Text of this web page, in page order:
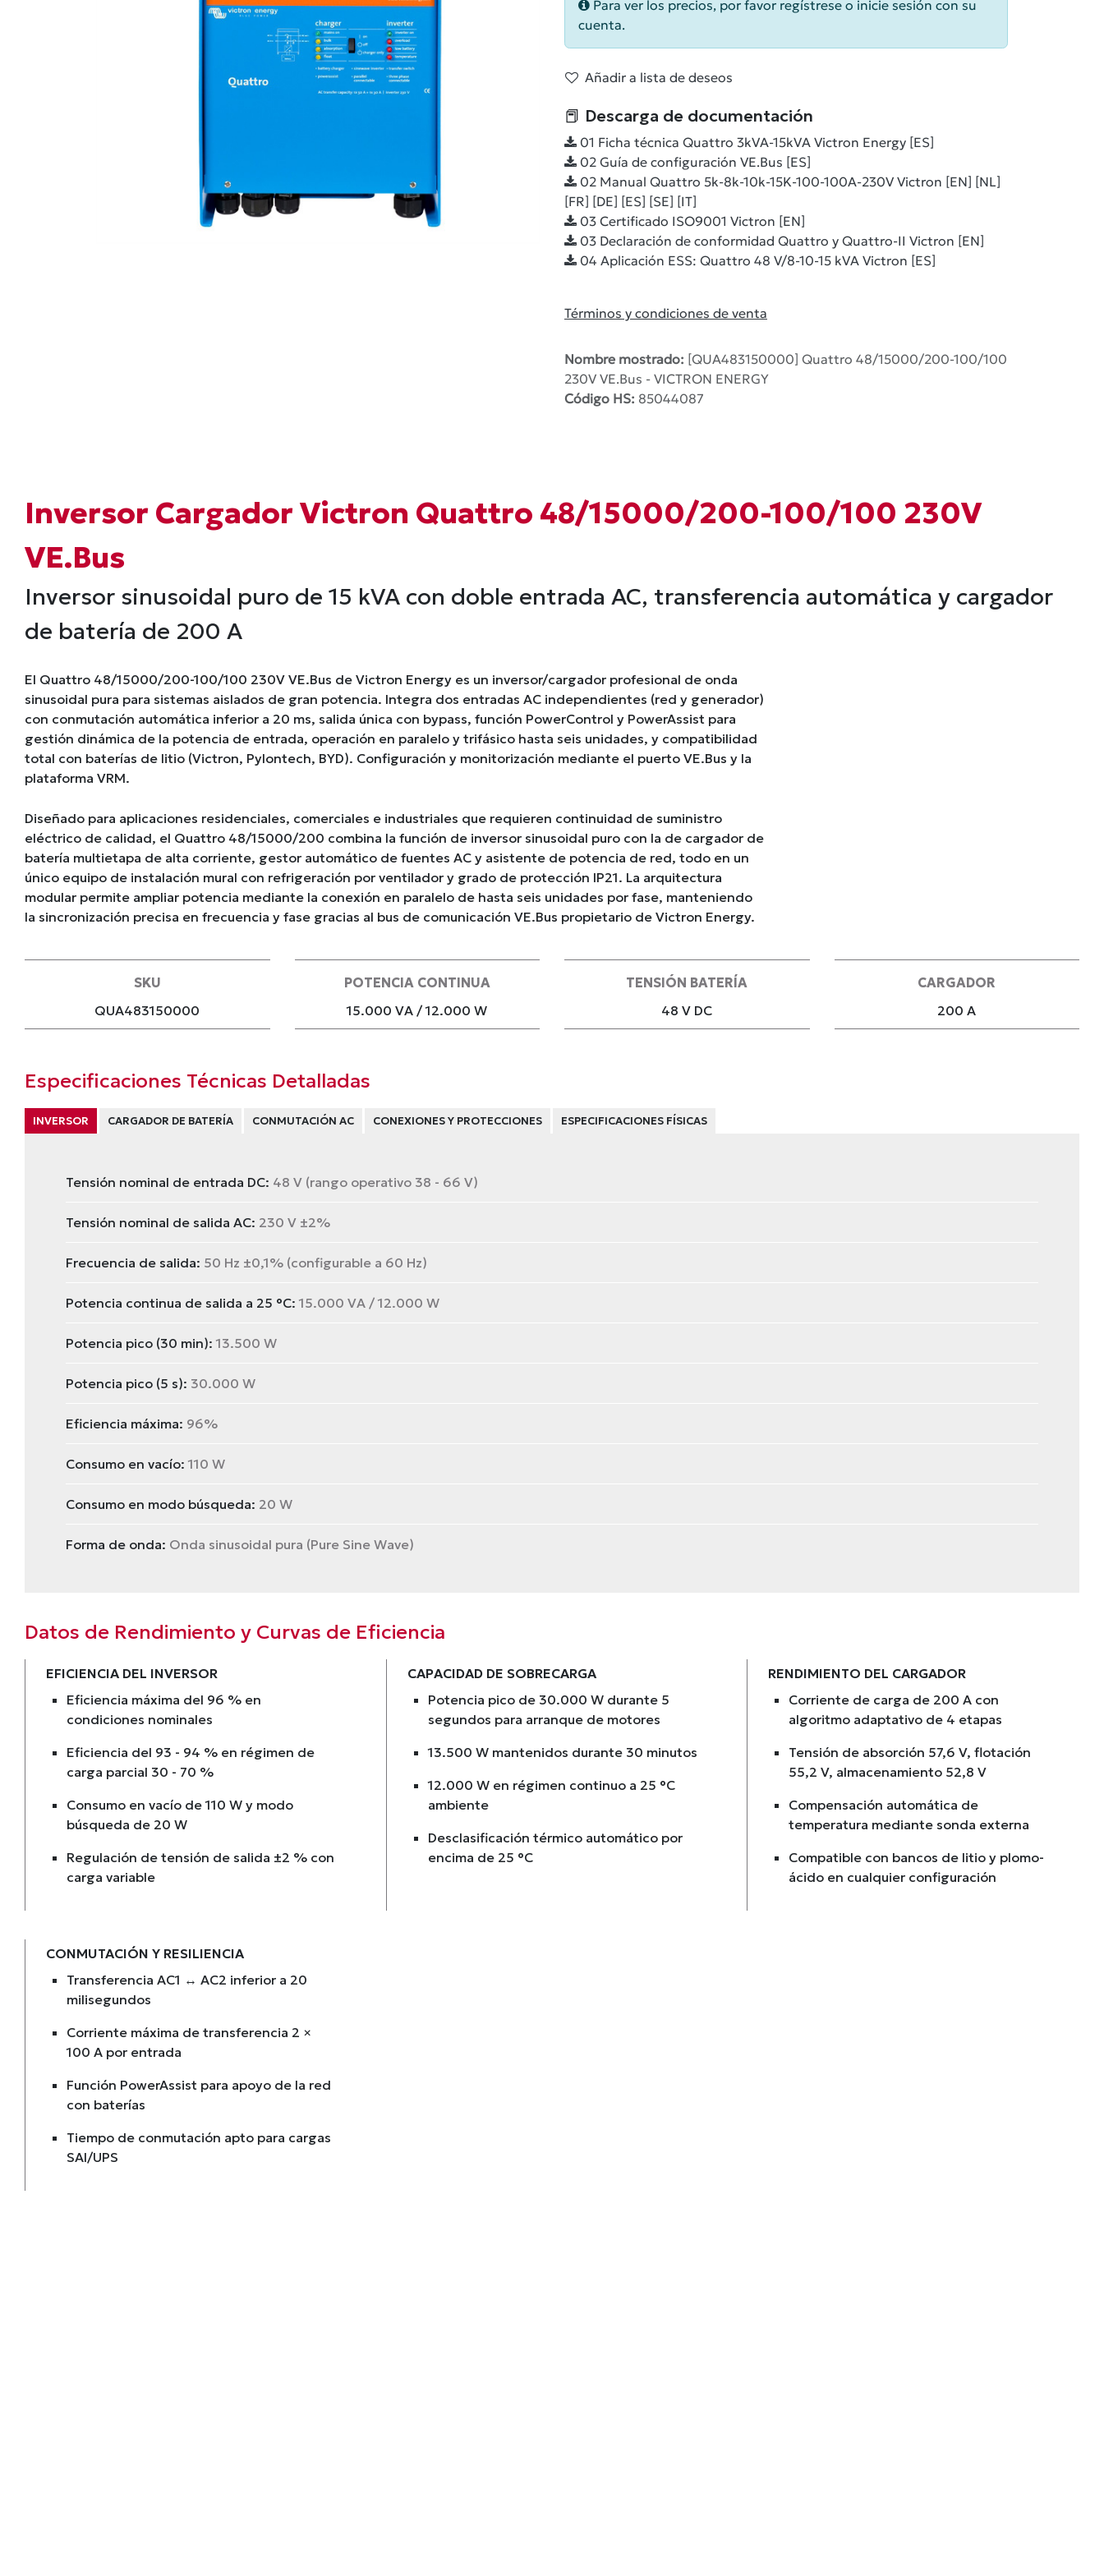
Para ver los precios, por favor regístrese o inicie sesión con su
cuenta.
Añadir a lista de deseos
📕 Descarga de documentación
01 Ficha técnica Quattro 3kVA-15kVA Victron Energy [ES]
02 Guía de configuración VE.Bus [ES]
02 Manual Quattro 5k-8k-10k-15K-100-100A-230V Victron [EN] [NL]
[FR] [DE] [ES] [SE] [IT]
03 Certificado ISO9001 Victron [EN]
03 Declaración de conformidad Quattro y Quattro-II Victron [EN]
04 Aplicación ESS: Quattro 48 V/8-10-15 kVA Victron [ES]
Términos y condiciones de venta
Nombre mostrado: [QUA483150000] Quattro 48/15000/200-100/100
230V VE.Bus - VICTRON ENERGY
Código HS: 85044087
Inversor Cargador Victron Quattro 48/15000/200-100/100 230V
VE.Bus
Inversor sinusoidal puro de 15 kVA con doble entrada AC, transferencia automática y cargador
de batería de 200 A
El Quattro 48/15000/200-100/100 230V VE.Bus de Victron Energy es un inversor/cargador profesional de onda
sinusoidal pura para sistemas aislados de gran potencia. Integra dos entradas AC independientes (red y generador)
con conmutación automática inferior a 20 ms, salida única con bypass, función PowerControl y PowerAssist para
gestión dinámica de la potencia de entrada, operación en paralelo y trifásico hasta seis unidades, y compatibilidad
total con baterías de litio (Victron, Pylontech, BYD). Configuración y monitorización mediante el puerto VE.Bus y la
plataforma VRM.
Diseñado para aplicaciones residenciales, comerciales e industriales que requieren continuidad de suministro
eléctrico de calidad, el Quattro 48/15000/200 combina la función de inversor sinusoidal puro con la de cargador de
batería multietapa de alta corriente, gestor automático de fuentes AC y asistente de potencia de red, todo en un
único equipo de instalación mural con refrigeración por ventilador y grado de protección IP21. La arquitectura
modular permite ampliar potencia mediante la conexión en paralelo de hasta seis unidades por fase, manteniendo
la sincronización precisa en frecuencia y fase gracias al bus de comunicación VE.Bus propietario de Victron Energy.
SKU
QUA483150000
POTENCIA CONTINUA
15.000 VA / 12.000 W
TENSIÓN BATERÍA
48 V DC
CARGADOR
200 A
Especificaciones Técnicas Detalladas
INVERSOR CARGADOR DE BATERÍA CONMUTACIÓN AC CONEXIONES Y PROTECCIONES ESPECIFICACIONES FÍSICAS
Tensión nominal de entrada DC: 48 V (rango operativo 38 - 66 V)
Tensión nominal de salida AC: 230 V ±2%
Frecuencia de salida: 50 Hz ±0,1% (configurable a 60 Hz)
Potencia continua de salida a 25 °C: 15.000 VA / 12.000 W
Potencia pico (30 min): 13.500 W
Potencia pico (5 s): 30.000 W
Eficiencia máxima: 96%
Consumo en vacío: 110 W
Consumo en modo búsqueda: 20 W
Forma de onda: Onda sinusoidal pura (Pure Sine Wave)
Datos de Rendimiento y Curvas de Eficiencia
EFICIENCIA DEL INVERSOR
Eficiencia máxima del 96 % en
condiciones nominales
Eficiencia del 93 - 94 % en régimen de
carga parcial 30 - 70 %
Consumo en vacío de 110 W y modo
búsqueda de 20 W
Regulación de tensión de salida ±2 % con
carga variable
CAPACIDAD DE SOBRECARGA
Potencia pico de 30.000 W durante 5
segundos para arranque de motores
13.500 W mantenidos durante 30 minutos
12.000 W en régimen continuo a 25 °C
ambiente
Desclasificación térmico automático por
encima de 25 °C
RENDIMIENTO DEL CARGADOR
Corriente de carga de 200 A con
algoritmo adaptativo de 4 etapas
Tensión de absorción 57,6 V, flotación
55,2 V, almacenamiento 52,8 V
Compensación automática de
temperatura mediante sonda externa
Compatible con bancos de litio y plomo-
ácido en cualquier configuración
CONMUTACIÓN Y RESILIENCIA
Transferencia AC1 ↔ AC2 inferior a 20
milisegundos
Corriente máxima de transferencia 2 ×
100 A por entrada
Función PowerAssist para apoyo de la red
con baterías
Tiempo de conmutación apto para cargas
SAI/UPS